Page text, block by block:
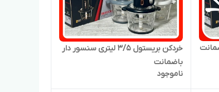
خردکن بریستول ۳/۵ لیتری سنسور دار
باضمانت
ناموجود